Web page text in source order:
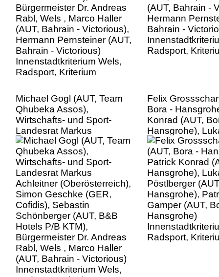
Innenstadtkriterium Wels,
Radsport, Kriterium
Radsport,
Michael Gogl (AUT, Team
Qhubeka Assos),
Wirtschafts- und Sport-
Landesrat Markus
Achleitner (Oberösterreich),
Simon Geschke (GER,
Cofidis), Sebastin
Schönberger (AUT, B&B
Hotels P/B KTM),
Bürgermeister Dr. Andreas
Rabl, Wels , Marco Haller
(AUT, Bahrain - Victorious)
Innenstadtkriterium Wels,
Radsport, Kriterium
Felix
Bora -
Konrad (AUT,
Hansgrohe),
Pöstlberger
Hansgrohe),
Gamper (AUT,
Hansgrohe)
Radsport,